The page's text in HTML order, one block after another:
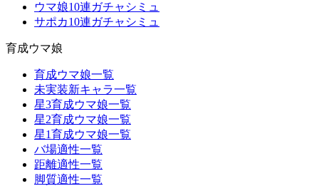
ウマ娘10連ガチャシミュ
サポカ10連ガチャシミュ
育成ウマ娘
育成ウマ娘一覧
未実装新キャラ一覧
星3育成ウマ娘一覧
星2育成ウマ娘一覧
星1育成ウマ娘一覧
バ場適性一覧
距離適性一覧
脚質適性一覧